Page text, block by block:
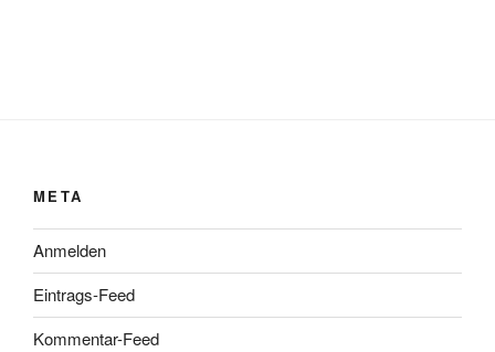
META
Anmelden
Eintrags-Feed
Kommentar-Feed